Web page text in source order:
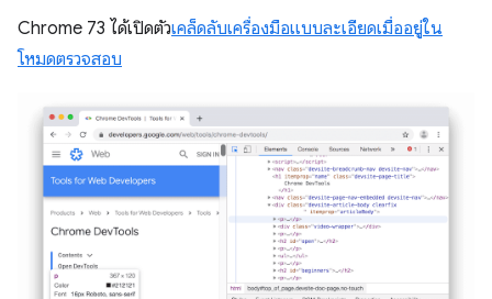
Chrome 73 ได้เปิดตัวเคล็ดลับเครื่องมือแบบละเอียดเมื่ออยู่ใน
โหมดตรวจสอบ